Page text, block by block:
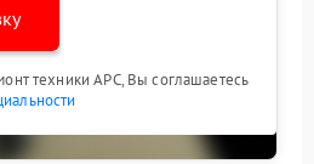
техники APC, Вы соглашаетесь